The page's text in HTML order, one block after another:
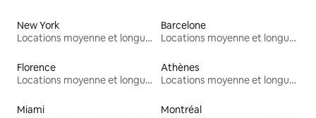
New York
Locations moyenne et longue durée
Barcelone
Locations moyenne et longue durée
Florence
Locations moyenne et longue durée
Athènes
Locations moyenne et longue durée
Miami
Montréal